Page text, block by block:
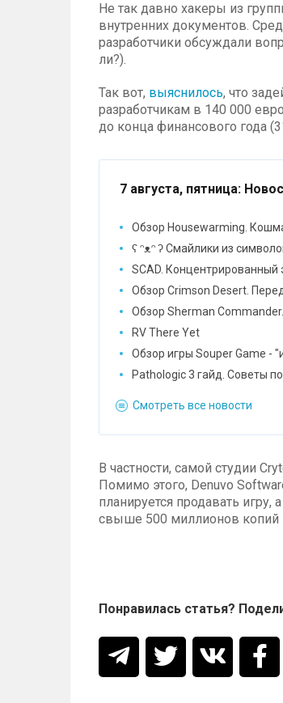
Не так давно хакеры из
внутренних документов.
разработчики обсуждали
ли?).
Так вот, выяснилось, что
разработчикам в 140 000
до конца финансового года
7 августа, пятница:
Обзор Housewarming.
ʕ ᵔᴥᵔ ʔ Смайлики из
SCAD. Концентрированный
Обзор Crimson Desert.
Обзор Sherman
RV There Yet
Обзор игры Souper Game -
Pathologic 3 гайд. Советы
Смотреть все новости
В частности, самой студии
Помимо этого, Denuvo
планируется продавать
свыше 500 миллионов копий
Понравилась статья?